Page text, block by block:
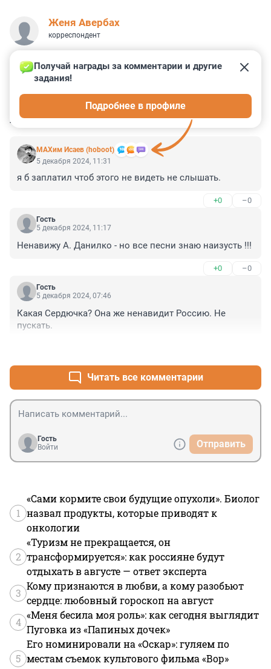
Женя Авербах
корреспондент
КОММЕНТАРИИ 71
МАХим Исаев (hoboot)
Получай награды за комментарии и другие
задания!
Подробнее в профиле
5 декабря 2024, 11:31
я б заплатил чтоб этого не видеть не слышать.
+0 –0
Гость
5 декабря 2024, 11:17
Ненавижу А. Данилко - но все песни знаю наизусть !!!
+0 –0
Гость
5 декабря 2024, 07:46
Какая Сердючка? Она же ненавидит Россию. Не
пускать.
Читать все комментарии
Гость
Войти
Отправить
1
«Сами кормите свои будущие опухоли». Биолог
назвал продукты, которые приводят к
онкологии
2
«Туризм не прекращается, он
трансформируется»: как россияне будут
отдыхать в августе — ответ эксперта
3
Кому признаются в любви, а кому разобьют
сердце: любовный гороскоп на август
4
«Меня бесила моя роль»: как сегодня выглядит
Пуговка из «Папиных дочек»
5
Его номинировали на «Оскар»: гуляем по
местам съемок культового фильма «Вор»